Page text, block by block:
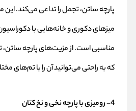
پارچه ساتن، تجمل را تداعی می‌کند. این
میزهای دکوری و خانه‌هایی با
مناسبی است. از مزیت‌های پارچه
که به‌ راحتی می‌توانید آن را با تم‌های
4- رومیزی با پارچه نخی و نخ کتان